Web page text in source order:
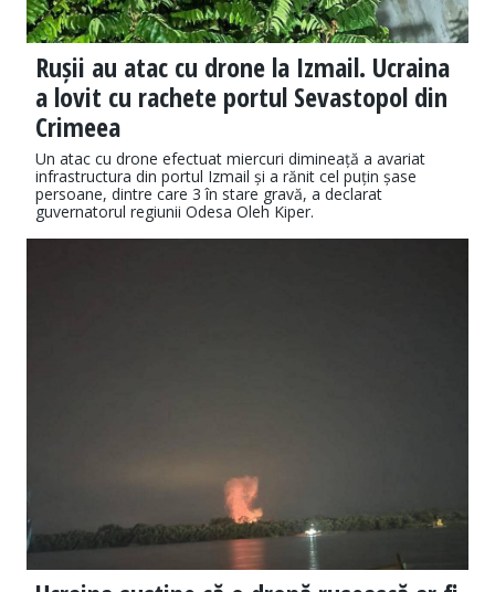
Rușii au atac cu drone la Izmail. Ucraina
a lovit cu rachete portul Sevastopol din
Crimeea
Un atac cu drone efectuat miercuri dimineață a avariat
infrastructura din portul Izmail și a rănit cel puțin șase
persoane, dintre care 3 în stare gravă, a declarat
guvernatorul regiunii Odesa Oleh Kiper.